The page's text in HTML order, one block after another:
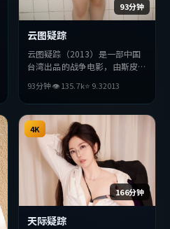
93分钟
云图疑踪
云图疑踪（2013）是一部中国
台湾出品的战争电影，由斯皮尔
雅人等主演。影片在叙事与视听
上力求突破，探讨人性与抉择，
节奏张弛有度，适合喜欢该类型
的观众完整观看。
93分钟👁135.7k⭐ 9.32013
166分钟
4K
天际疑踪